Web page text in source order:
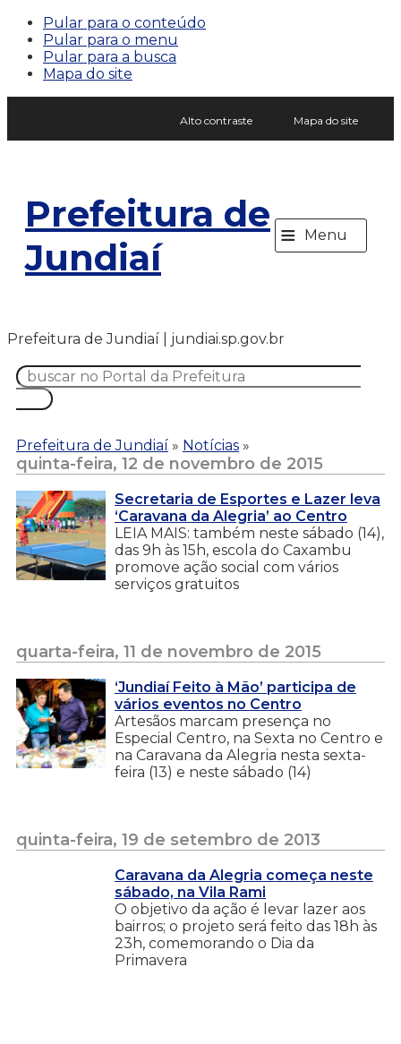
Pular para o conteúdo
Pular para o menu
Pular para a busca
Mapa do site
Alto contraste Mapa do site
Prefeitura de
Jundiaí
≡ Menu
Prefeitura de Jundiaí | jundiai.sp.gov.br
Prefeitura de Jundiaí » Notícias »
quinta-feira, 12 de novembro de 2015
Secretaria de Esportes e Lazer leva
‘Caravana da Alegria’ ao Centro
LEIA MAIS: também neste sábado (14),
das 9h às 15h, escola do Caxambu
promove ação social com vários
serviços gratuitos
quarta-feira, 11 de novembro de 2015
‘Jundiaí Feito à Mão’ participa de
vários eventos no Centro
Artesãos marcam presença no
Especial Centro, na Sexta no Centro e
na Caravana da Alegria nesta sexta-
feira (13) e neste sábado (14)
quinta-feira, 19 de setembro de 2013
Caravana da Alegria começa neste
sábado, na Vila Rami
O objetivo da ação é levar lazer aos
bairros; o projeto será feito das 18h às
23h, comemorando o Dia da
Primavera